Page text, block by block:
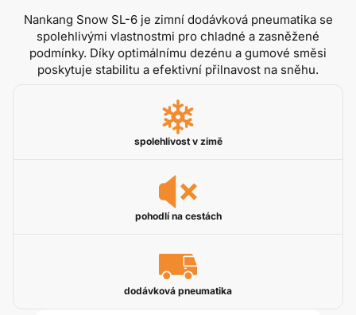
Nankang Snow SL-6 je zimní dodávková pneumatika se
spolehlivými vlastnostmi pro chladné a zasněžené
podmínky. Díky optimálnímu dezénu a gumové směsi
poskytuje stabilitu a efektivní přilnavost na sněhu.
spolehlivost v zimě
pohodlí na cestách
dodávková pneumatika